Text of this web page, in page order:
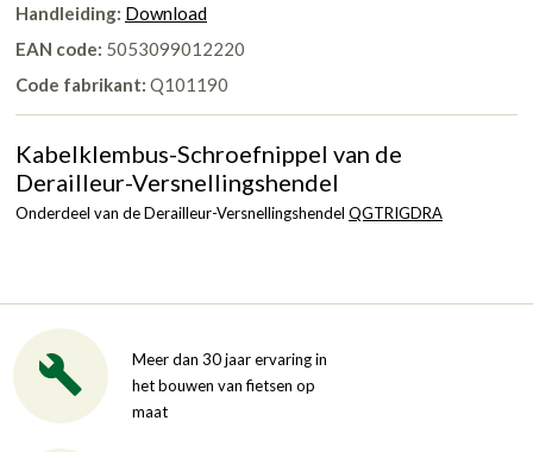
Handleiding: Download
EAN code: 5053099012220
Code fabrikant: Q101190
Kabelklembus-Schroefnippel van de
Derailleur-Versnellingshendel
Onderdeel van de Derailleur-Versnellingshendel QGTRIGDRA
Meer dan 30 jaar ervaring in
het bouwen van fietsen op
maat